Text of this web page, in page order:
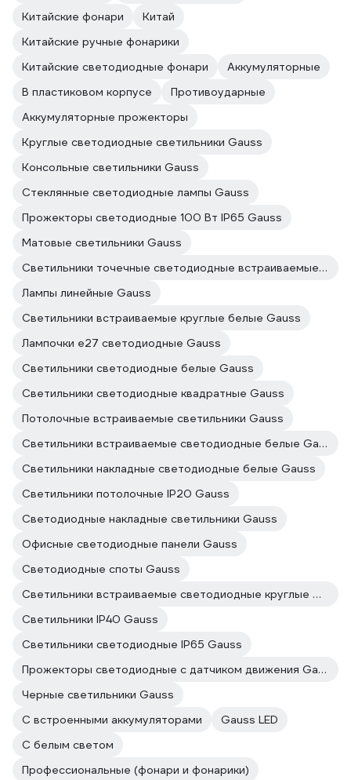
Китайские фонари
Китай
Китайские ручные фонарики
Китайские светодиодные фонари
Аккумуляторные
В пластиковом корпусе
Противоударные
Аккумуляторные прожекторы
Круглые светодиодные светильники Gauss
Консольные светильники Gauss
Стеклянные светодиодные лампы Gauss
Прожекторы светодиодные 100 Вт IP65 Gauss
Матовые светильники Gauss
Светильники точечные светодиодные встраиваемые Gauss
Лампы линейные Gauss
Светильники встраиваемые круглые белые Gauss
Лампочки е27 светодиодные Gauss
Светильники светодиодные белые Gauss
Светильники светодиодные квадратные Gauss
Потолочные встраиваемые светильники Gauss
Светильники встраиваемые светодиодные белые Gauss
Светильники накладные светодиодные белые Gauss
Светильники потолочные IP20 Gauss
Светодиодные накладные светильники Gauss
Офисные светодиодные панели Gauss
Светодиодные споты Gauss
Светильники встраиваемые светодиодные круглые Gauss
Светильники IP40 Gauss
Светильники светодиодные IP65 Gauss
Прожекторы светодиодные с датчиком движения Gauss
Черные светильники Gauss
С встроенными аккумуляторами
Gauss LED
С белым светом
Профессиональные (фонари и фонарики)